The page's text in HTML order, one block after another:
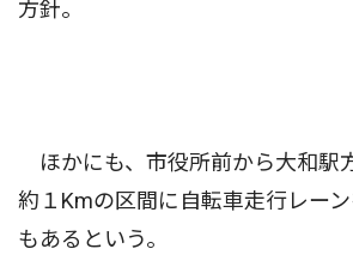
方針。
ほかにも、市役所前から大和駅
約１Kmの区間に自転車走行レー
もあるという。